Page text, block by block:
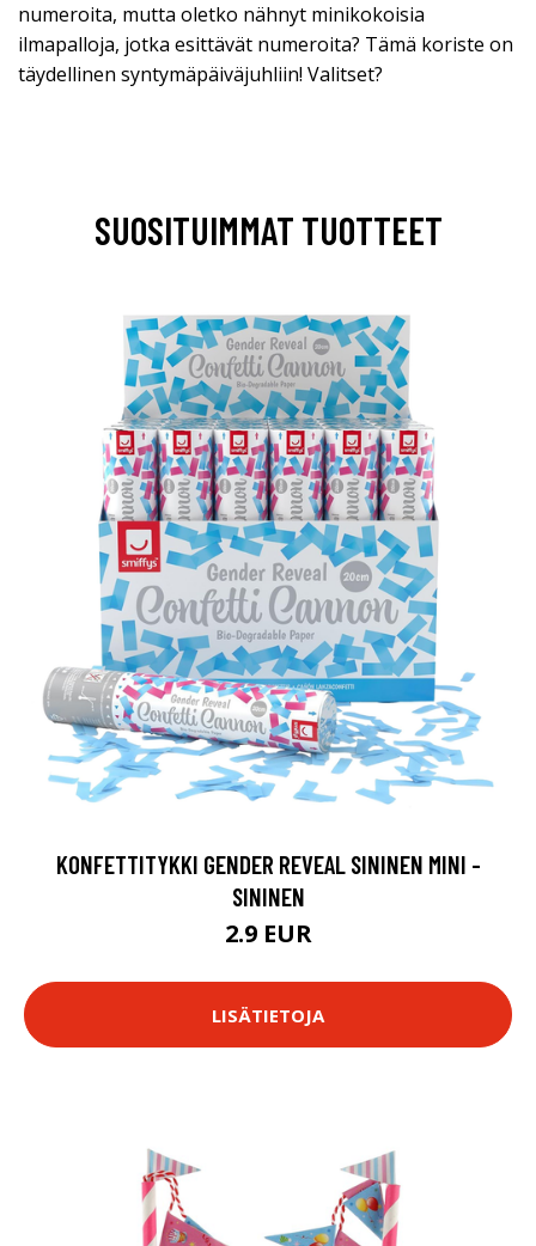
numeroita, mutta oletko nähnyt minikokoisia
ilmapalloja, jotka esittävät numeroita? Tämä koriste on
täydellinen syntymäpäiväjuhliin! Valitset?
SUOSITUIMMAT TUOTTEET
KONFETTITYKKI GENDER REVEAL SININEN MINI -
SININEN
2.9 EUR
LISÄTIETOJA